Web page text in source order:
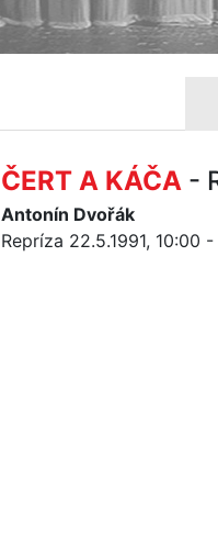
ČERT A KÁČA -
Antonín Dvořák
Repríza 22.5.1991, 10:00